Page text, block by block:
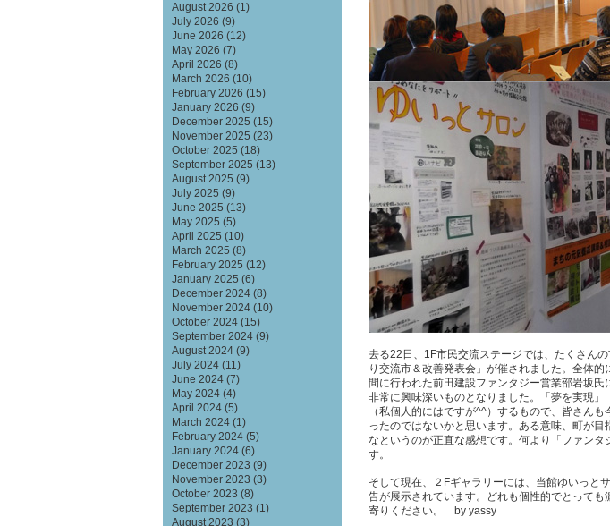
去る22日、1F市民交流ステージでは、たくさん
り交流市＆改善発表会」が催されました。全体
間に行われた前田建設ファンタジー営業部岩坂氏
非常に興味深いものとなりました。「夢を実現
（私個人的にはですが^^）するもので、皆さん
ったのではないかと思います。ある意味、町が
なというのが正直な感想です。何より「ファン
す。
そして現在、２Fギャラリーには、当館ゆいっと
告が展示されています。どれも個性的でとって
寄りください。 by yassy
August 2026 (1)
July 2026 (9)
June 2026 (12)
May 2026 (7)
April 2026 (8)
March 2026 (10)
February 2026 (15)
January 2026 (9)
December 2025 (15)
November 2025 (23)
October 2025 (18)
September 2025 (13)
August 2025 (9)
July 2025 (9)
June 2025 (13)
May 2025 (5)
April 2025 (10)
March 2025 (8)
February 2025 (12)
January 2025 (6)
December 2024 (8)
November 2024 (10)
October 2024 (15)
September 2024 (9)
August 2024 (9)
July 2024 (11)
June 2024 (7)
May 2024 (4)
April 2024 (5)
March 2024 (1)
February 2024 (5)
January 2024 (6)
December 2023 (9)
November 2023 (3)
October 2023 (8)
September 2023 (1)
August 2023 (3)